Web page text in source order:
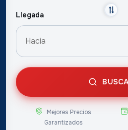
Llegada
Mejores Precios
Garantizados